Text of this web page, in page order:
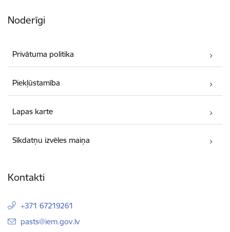
Noderīgi
Privātuma politika
Piekļūstamība
Lapas karte
Sīkdatņu izvēles maiņa
Kontakti
+371 67219261
E-pasts:
pasts@iem.gov.lv